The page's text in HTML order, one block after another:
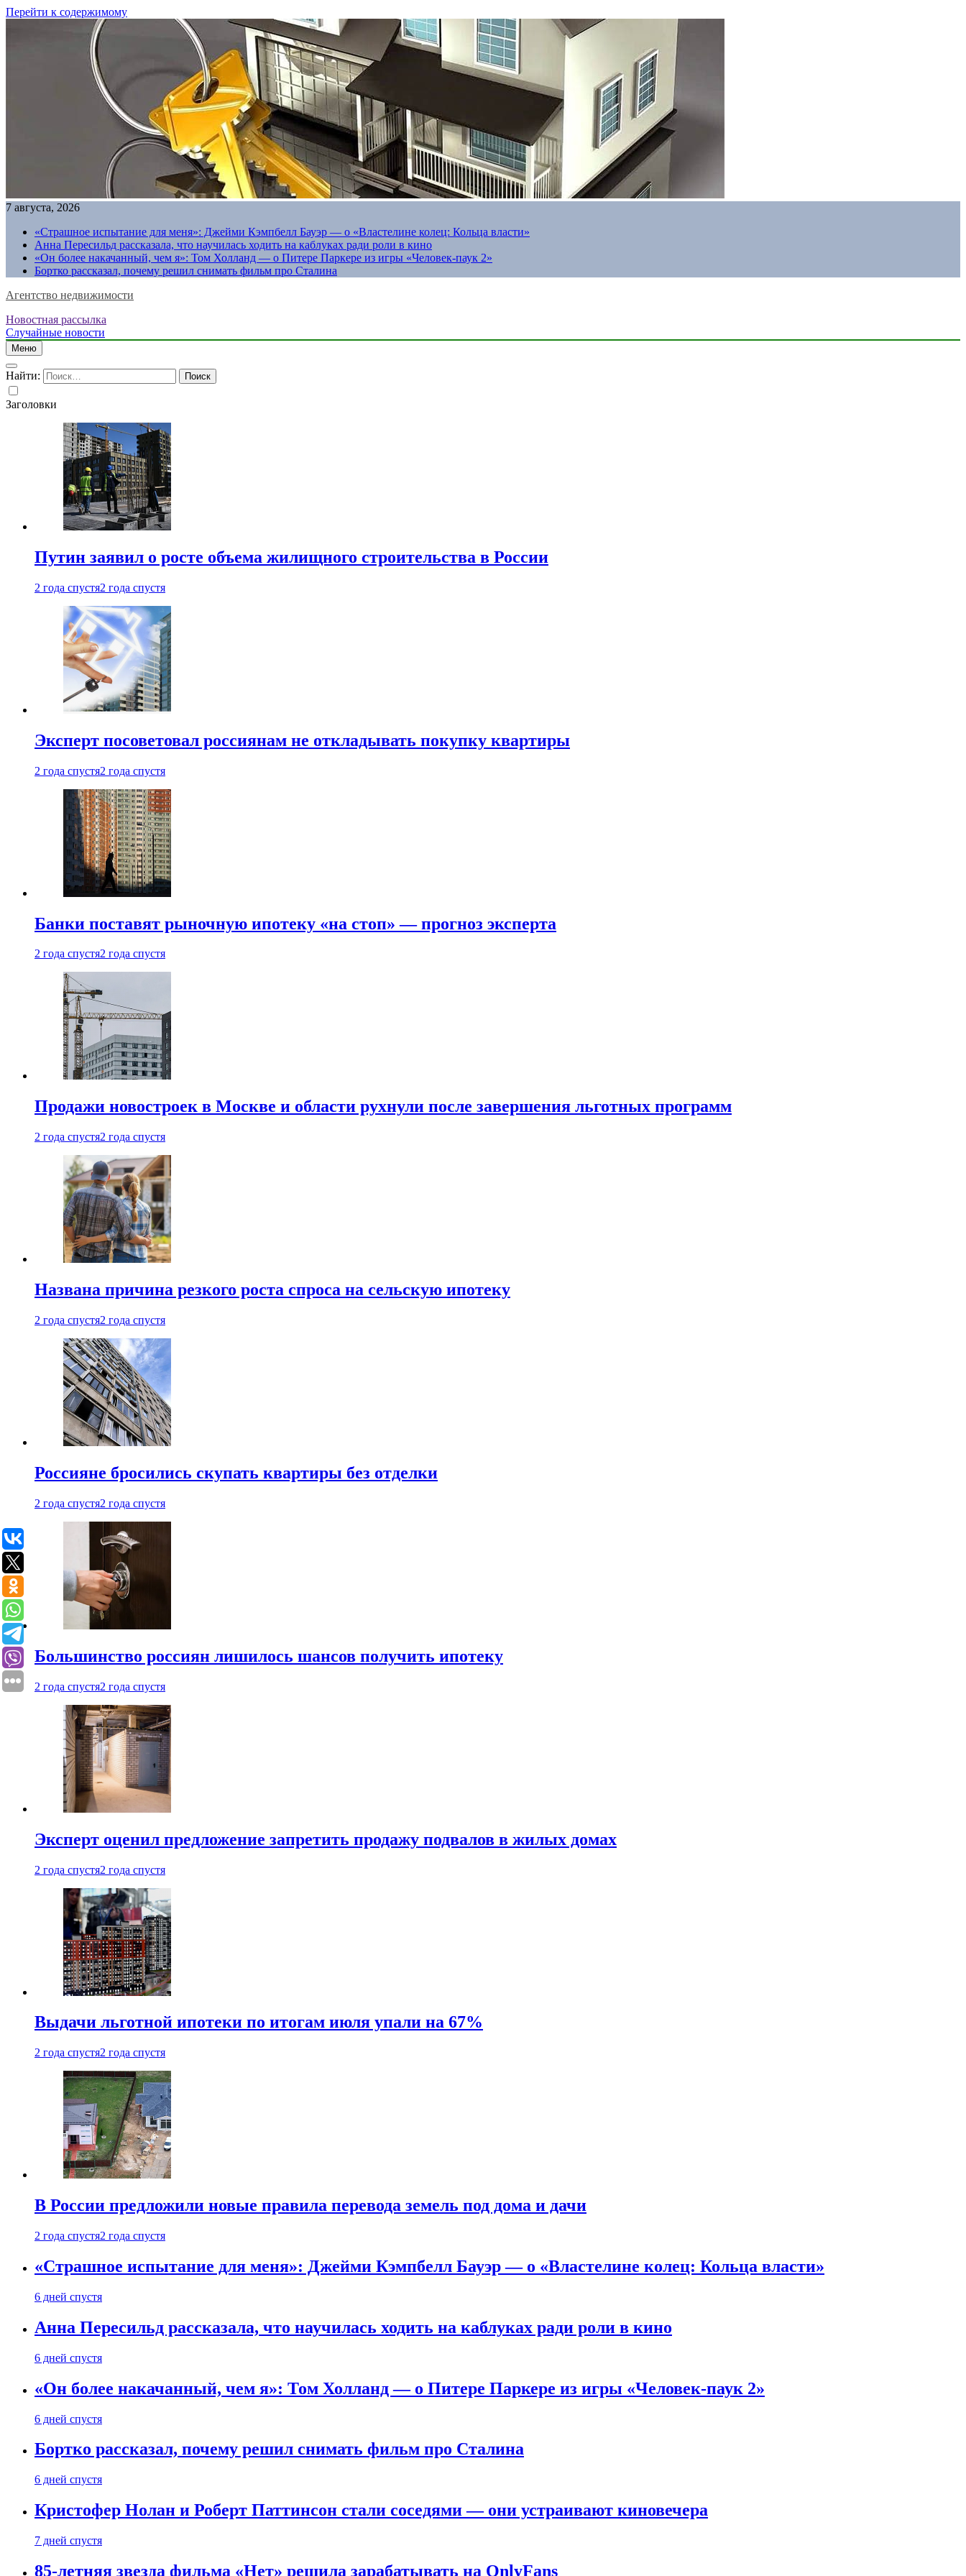
Перейти к содержимому
7 августа, 2026
«Страшное испытание для меня»: Джейми Кэмпбелл Бауэр — о «Властелине колец: Кольца власти»
Анна Пересильд рассказала, что научилась ходить на каблуках ради роли в кино
«Он более накачанный, чем я»: Том Холланд — о Питере Паркере из игры «Человек-паук 2»
Бортко рассказал, почему решил снимать фильм про Сталина
Агентство недвижимости
Новостная рассылка
Случайные новости
Меню
Найти:
Заголовки
Путин заявил о росте объема жилищного строительства в России
2 года спустя2 года спустя
Эксперт посоветовал россиянам не откладывать покупку квартиры
2 года спустя2 года спустя
Банки поставят рыночную ипотеку «на стоп» — прогноз эксперта
2 года спустя2 года спустя
Продажи новостроек в Москве и области рухнули после завершения льготных программ
2 года спустя2 года спустя
Названа причина резкого роста спроса на сельскую ипотеку
2 года спустя2 года спустя
Россияне бросились скупать квартиры без отделки
2 года спустя2 года спустя
Большинство россиян лишилось шансов получить ипотеку
2 года спустя2 года спустя
Эксперт оценил предложение запретить продажу подвалов в жилых домах
2 года спустя2 года спустя
Выдачи льготной ипотеки по итогам июля упали на 67%
2 года спустя2 года спустя
В России предложили новые правила перевода земель под дома и дачи
2 года спустя2 года спустя
«Страшное испытание для меня»: Джейми Кэмпбелл Бауэр — о «Властелине колец: Кольца власти»
6 дней спустя
Анна Пересильд рассказала, что научилась ходить на каблуках ради роли в кино
6 дней спустя
«Он более накачанный, чем я»: Том Холланд — о Питере Паркере из игры «Человек-паук 2»
6 дней спустя
Бортко рассказал, почему решил снимать фильм про Сталина
6 дней спустя
Кристофер Нолан и Роберт Паттинсон стали соседями — они устраивают киновечера
7 дней спустя
85-летняя звезда фильма «Нет» решила зарабатывать на OnlyFans